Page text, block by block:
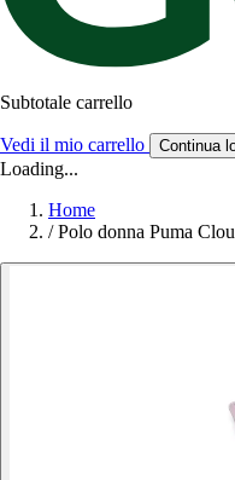
Subtotale carrello
Vedi il mio carrello Continua
Loading...
Home
/ Polo donna Puma